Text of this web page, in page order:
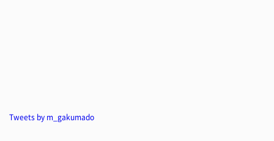
Tweets by m_gakumado